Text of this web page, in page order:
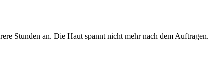
Stunden an. Die Haut spannt nicht mehr nach dem Auftragen.